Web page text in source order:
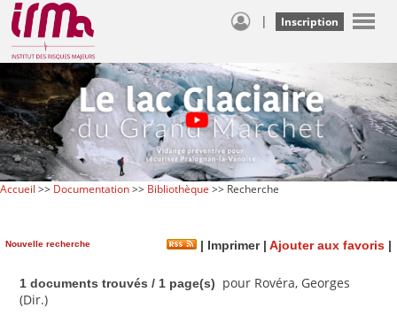
| Inscription
Accueil >> Documentation>> Bibliothèque >> Recherche
Nouvelle recherche | Imprimer| Ajouter aux favoris |
1 documents trouvés / 1 page(s)
pour Rovéra, Georges
(Dir.)